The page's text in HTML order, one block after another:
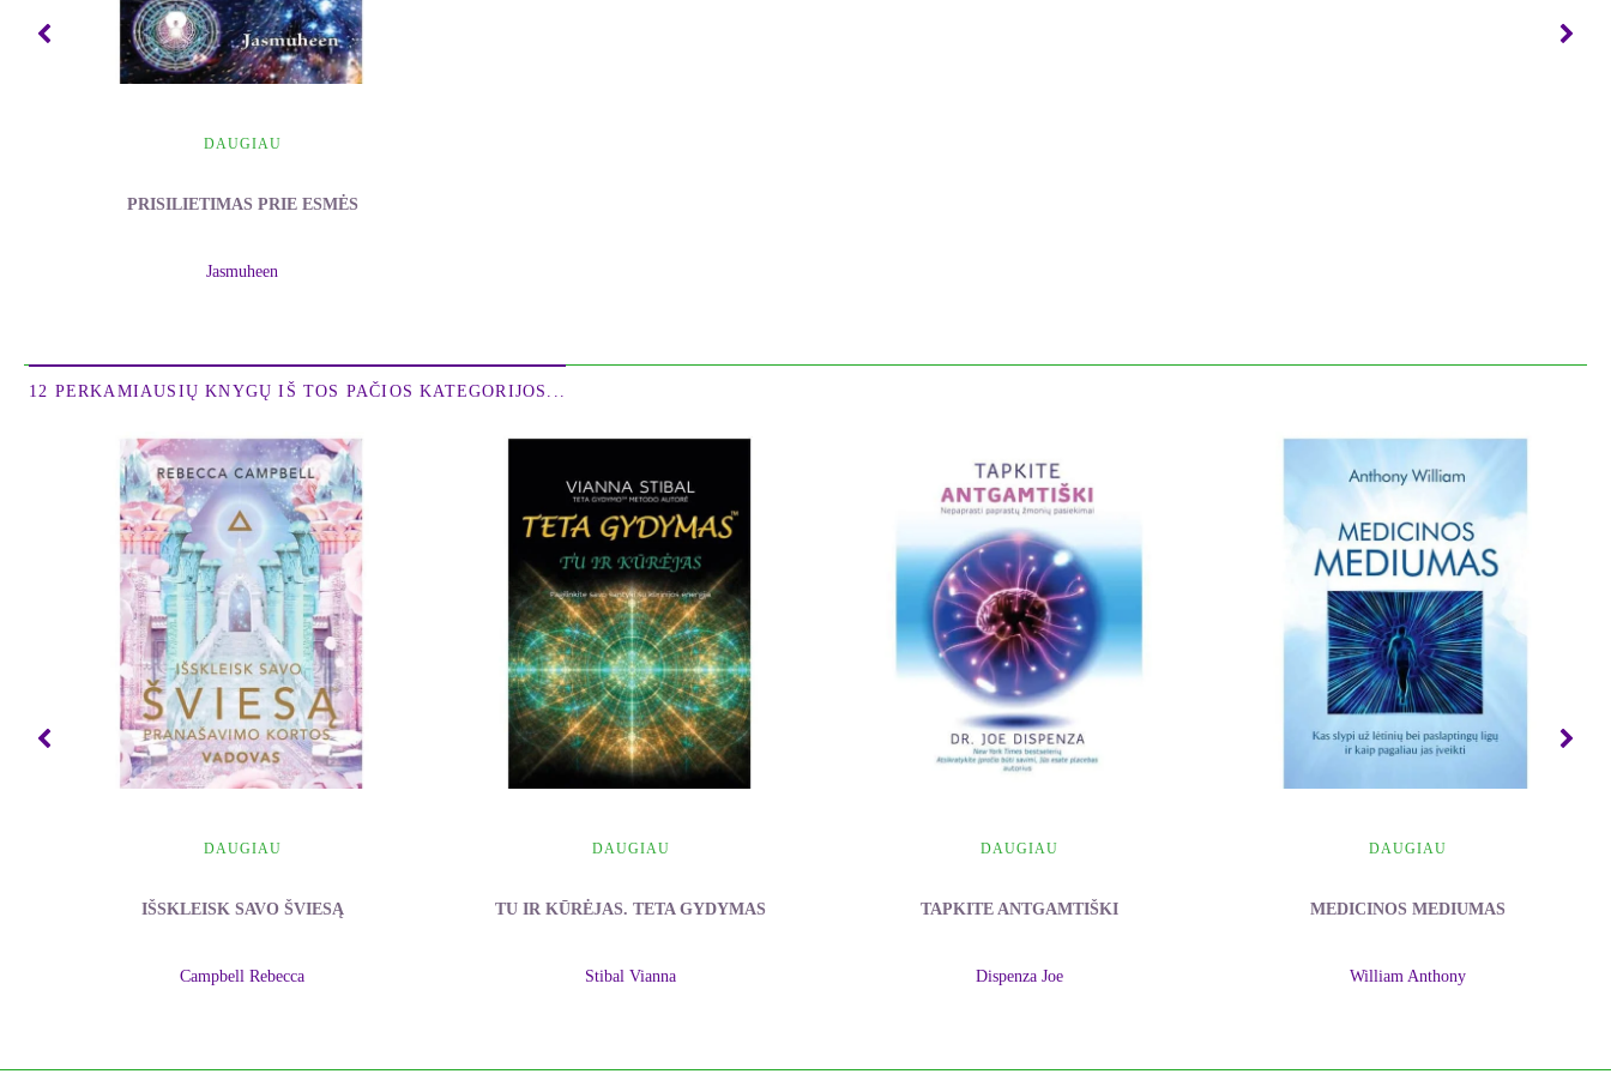
* Ar galėtų žmogus nusipirkti laiko ir pasilikti šioje žemėje dar, nors visi jo darbai jau atlikti?
* Kas būtų, jei gyvenimas taptų pernelyg lengvas? Jei nebeliktų nei troškimų, nei tikslų?
Pirmoje šios knygos dalyje aprašoma mano asmeninė kelionė, kuri prasidėjo tada, kai aš supratau, jog savo organizme susikūriau laikiną ligą, kuri negydoma tikriausiai būtų leidusi
- Jasmuheen
DAUGIAU
PRISILIETIMAS PRIE ESMĖS
Jasmuheen
12 PERKAMIAUSIŲ KNYGŲ IŠ TOS PAČIOS KATEGORIJOS...
DAUGIAU
IŠSKLEISK SAVO ŠVIESĄ
Campbell Rebecca
DAUGIAU
TU IR KŪRĖJAS. TETA GYDYMAS
Stibal Vianna
DAUGIAU
TAPKITE ANTGAMTIŠKI
Dispenza Joe
DAUGIAU
MEDICINOS MEDIUMAS
William Anthony